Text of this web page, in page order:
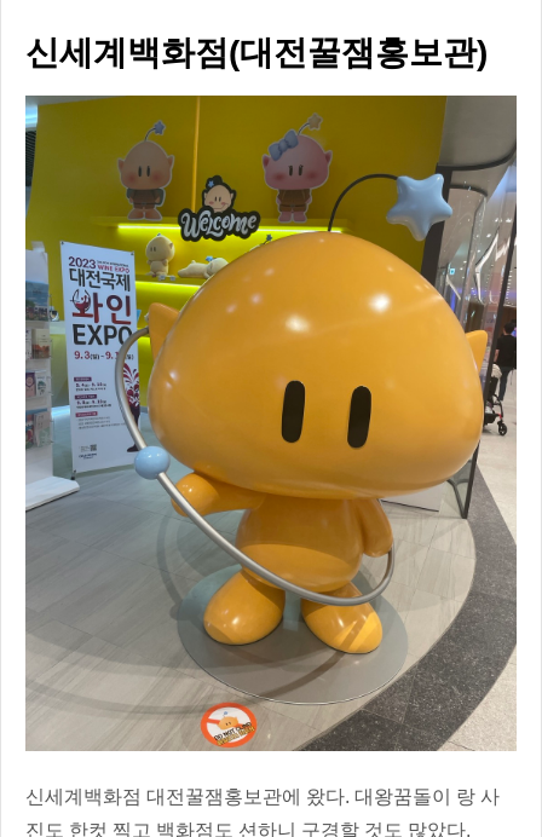
신세계백화점(대전꿀잼홍보관)
신세계백화점 대전꿀잼홍보관에 왔다. 대왕꿈돌이 랑 사
진도 한컷 찍고 백화점도 션하니 구경할 것도 많았다.